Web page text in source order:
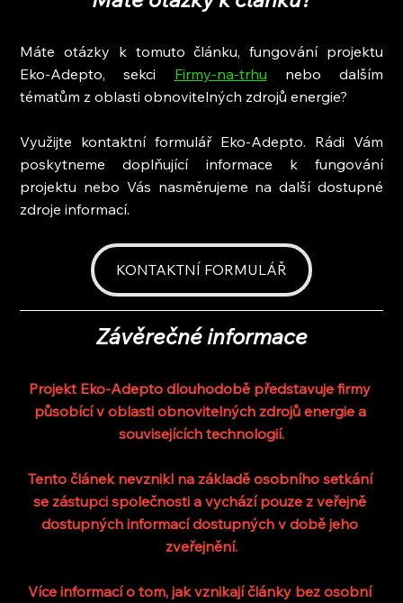
Máte otázky k tomuto článku, fungování projektu
Eko-Adepto, sekci Firmy-na-trhu nebo dalším
tématům z oblasti obnovitelných zdrojů energie?
Využijte kontaktní formulář Eko-Adepto. Rádi Vám
poskytneme doplňující informace k fungování
projektu nebo Vás nasměrujeme na další dostupné
zdroje informací.
KONTAKTNÍ FORMULÁŘ
Závěrečné informace
Projekt Eko-Adepto dlouhodobě představuje firmy
působící v oblasti obnovitelných zdrojů energie a
souvisejících technologií.
Tento článek nevznikl na základě osobního setkání
se zástupci společnosti a vychází pouze z veřejně
dostupných informací dostupných v době jeho
zveřejnění.
Více informací o tom, jak vznikají články bez osobní